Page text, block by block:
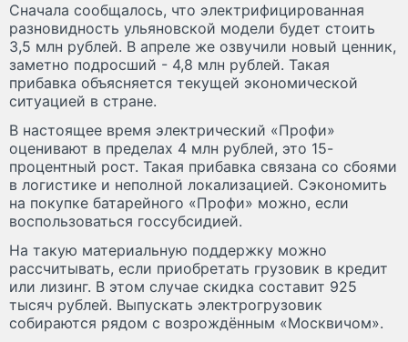
Сначала сообщалось, что электрифицированная
разновидность ульяновской модели будет стоить
3,5 млн рублей. В апреле же озвучили новый ценник,
заметно подросший - 4,8 млн рублей. Такая
прибавка объясняется текущей экономической
ситуацией в стране.
В настоящее время электрический «Профи»
оценивают в пределах 4 млн рублей, это 15-
процентный рост. Такая прибавка связана со сбоями
в логистике и неполной локализацией. Сэкономить
на покупке батарейного «Профи» можно, если
воспользоваться госсубсидией.
На такую материальную поддержку можно
рассчитывать, если приобретать грузовик в кредит
или лизинг. В этом случае скидка составит 925
тысяч рублей. Выпускать электрогрузовик
собираются рядом с возрождённым «Москвичом».